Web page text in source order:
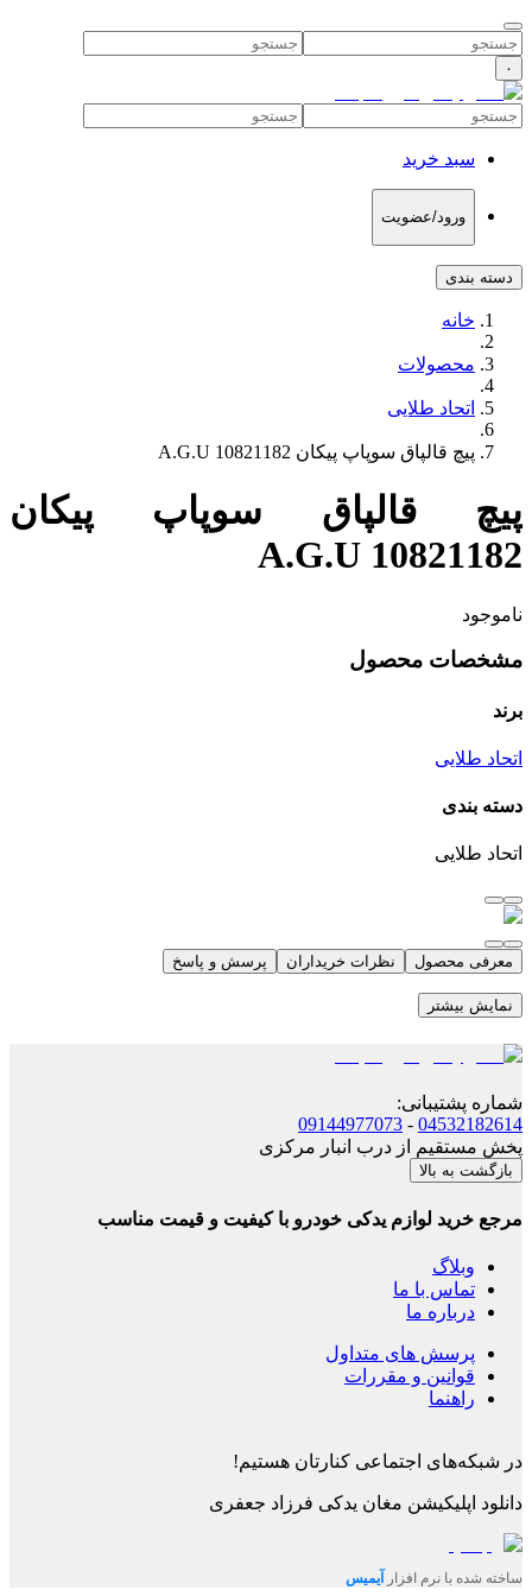
۰
سبد خرید
ورود/عضویت
دسته بندی
خانه
محصولات
اتحاد طلایی
پیچ قالپاق سوپاپ پیکان 10821182 A.G.U
پیچ قالپاق سوپاپ پیکان
10821182 A.G.U
ناموجود
مشخصات محصول
برند
اتحاد طلایی
دسته بندی
اتحاد طلایی
معرفی محصول نظرات خریداران پرسش و پاسخ
نمایش بیشتر
شماره پشتیبانی:
04532182614
-
09144977073
پخش مستقیم از درب انبار مرکزی
بازگشت به بالا
مرجع خرید لوازم یدکی خودرو با کیفیت و قیمت مناسب
وبلاگ
تماس با ما
درباره ما
پرسش های متداول
قوانین و مقررات
راهنما
در شبکه‌های اجتماعی کنارتان هستیم!
دانلود اپلیکیشن مغان یدکی فرزاد جعفری
ساخته شده با نرم افزار آیمیس